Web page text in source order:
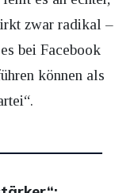
zwar radikal –
bei Facebook
können als